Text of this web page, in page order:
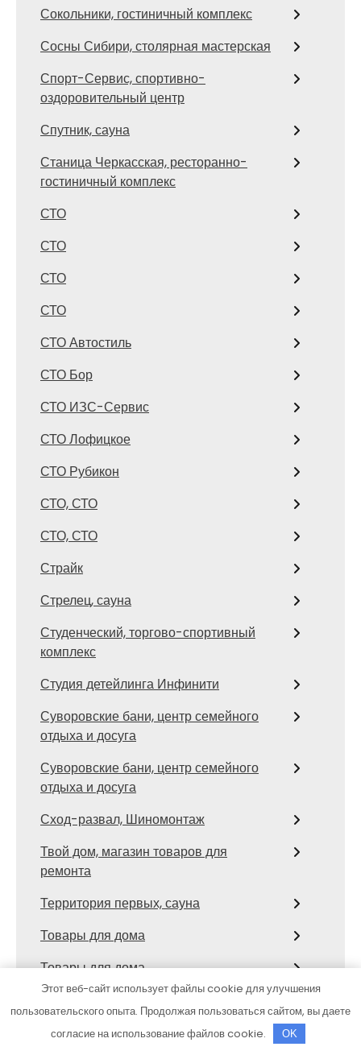
Сокольники, гостиничный комплекс
Сосны Сибири, столярная мастерская
Спорт-Сервис, спортивно-
оздоровительный центр
Спутник, сауна
Станица Черкасская, ресторанно-
гостиничный комплекс
СТО
СТО
СТО
СТО
СТО Автостиль
СТО Бор
СТО ИЗС-Сервис
СТО Лофицкое
СТО Рубикон
СТО, СТО
СТО, СТО
Страйк
Стрелец, сауна
Студенческий, торгово-спортивный
комплекс
Студия детейлинга Инфинити
Суворовские бани, центр семейного
отдыха и досуга
Суворовские бани, центр семейного
отдыха и досуга
Сход-развал, Шиномонтаж
Твой дом, магазин товаров для
ремонта
Территория первых, сауна
Товары для дома
Товары для дома
Тортила, банно-оздоровительный
комплекс
Этот веб-сайт использует файлы cookie для улучшения
пользовательского опыта. Продолжая пользоваться сайтом, вы даете
согласие на использование файлов cookie.
OK